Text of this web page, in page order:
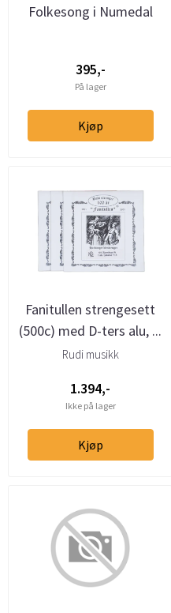
Folkesong i Numedal
395,-
På lager
Kjøp
Fanitullen strengesett
(500c) med D-ters alu, ...
Rudi musikk
1.394,-
Ikke på lager
Kjøp